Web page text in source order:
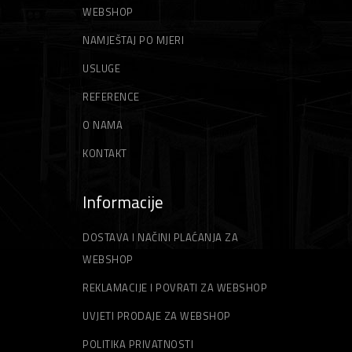
WEBSHOP
NAMJEŠTAJ PO MJERI
USLUGE
REFERENCE
O NAMA
KONTAKT
Informacije
DOSTAVA I NAČINI PLAĆANJA ZA
WEBSHOP
REKLAMACIJE I POVRATI ZA WEBSHOP
UVJETI PRODAJE ZA WEBSHOP
POLITIKA PRIVATNOSTI